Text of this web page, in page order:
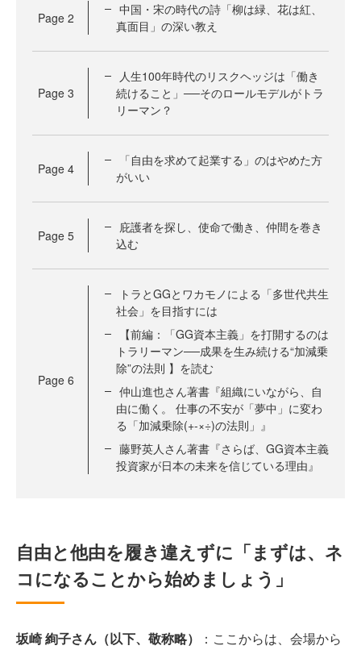
Page 2
中国・宋の時代の詩「柳は緑、花は紅、
真面目」の深い教え
Page 3
人生100年時代のリスクヘッジは「働き
続けること」──そのロールモデルがトラ
リーマン？
Page 4
「自由を求めて起業する」のはやめた方
がいい
Page 5
庇護者を探し、使命で働き、仲間を巻き
込む
Page 6
トラとGGとワカモノによる「多世代共生
社会」を目指すには
【前編：「GG資本主義」を打開するのは
トラリーマン──成果を生み続ける“加減乗
除”の法則 】を読む
仲山進也さん著書『組織にいながら、自
由に働く。 仕事の不安が「夢中」に変わ
る「加減乗除(+-×÷)の法則」』
藤野英人さん著書『さらば、GG資本主義
投資家が日本の未来を信じている理由』
自由と他由を履き違えずに「まずは、ネ
コになることから始めましょう」
坂崎 絢子さん（以下、敬称略）
：ここからは、会場から